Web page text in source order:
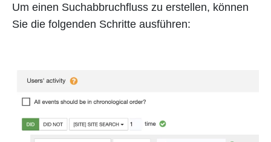
Um einen Suchabbruchfluss zu erstellen, können
Sie die folgenden Schritte ausführen: